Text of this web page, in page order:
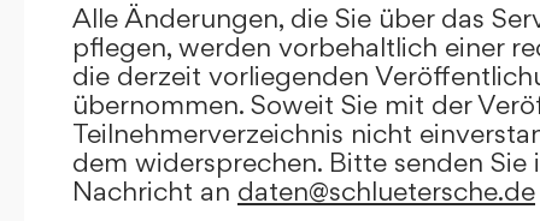
Alle Änderungen, die Sie über das
pflegen, werden vorbehaltlich einer
die derzeit vorliegenden
übernommen. Soweit Sie mit der
Teilnehmerverzeichnis nicht
dem widersprechen. Bitte senden Sie
Nachricht an daten@schluetersche.de